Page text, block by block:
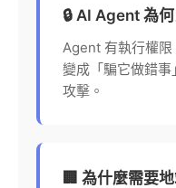
🔒 AI Agent 為
Agent 有執行權限
變成「騙它做錯
攻擊。
🏢 為什麼需要